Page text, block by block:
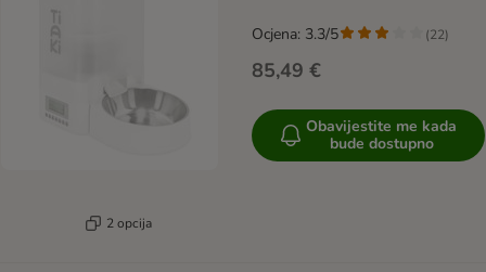
2 opcija
85,49 €
Ocjena: 3.3/5 (22)
Obavijestite me kada
bude dostupno